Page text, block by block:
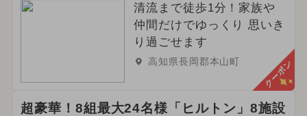
清流まで徒歩1分！家族や
仲間だけでゆっくり 思いき
り過ごせます
高知県長岡郡本山町 クーポン
超豪華！8組最大24名様「ヒルトン」8施設